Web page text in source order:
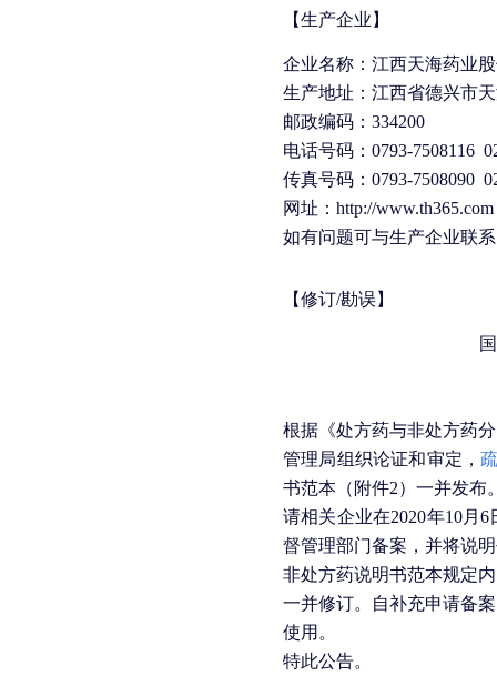
【生产企业】
企业名称：江西天海药业
生产地址：江西省德兴市
邮政编码：334200
电话号码：0793-7508116
传真号码：0793-7508090
网址：http://www.th365.com
如有问题可与生产企业联系
【修订/勘误】
根据《处方药与非处方药
管理局组织论证和审定，
书范本（附件2）一并发布
请相关企业在2020年10月
督管理部门备案，并将说
非处方药说明书范本规定
一并修订。自补充申请备
使用。
特此公告。